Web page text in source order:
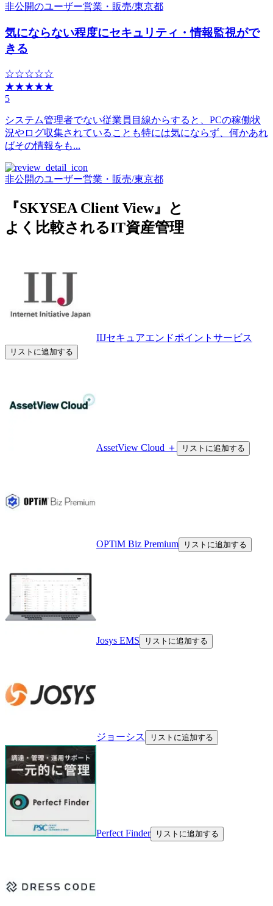
非公開のユーザー営業・販売/東京都
気にならない程度にセキュリティ・情報監視がで
きる
☆☆☆☆☆
★★★★★
5
システム管理者でない従業員目線からすると、PCの稼働状
況やログ収集されていることも特には気にならず、何かあれ
ばその情報をも...
非公開のユーザー営業・販売/東京都
『SKYSEA Client View』と
よく比較されるIT資産管理
IIJセキュアエンドポイントサービス
リストに追加する
AssetView Cloud ＋ リストに追加する
OPTiM Biz Premium リストに追加する
Josys EMS リストに追加する
ジョーシス リストに追加する
Perfect Finder リストに追加する